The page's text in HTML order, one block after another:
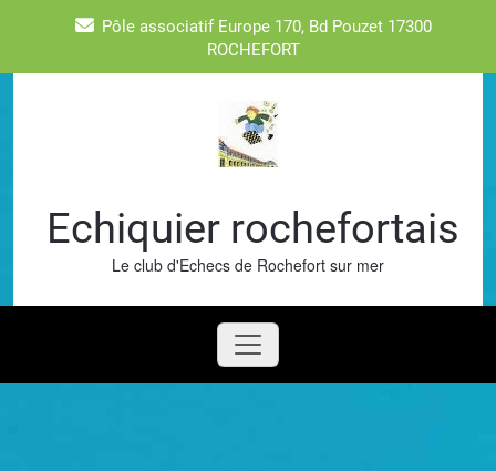
Pôle associatif Europe 170, Bd Pouzet 17300
ROCHEFORT
Echiquier rochefortais
Le club d'Echecs de Rochefort sur mer